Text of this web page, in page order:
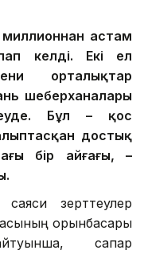
миллионнан астам
келді. Екі ел
орталықтар
шеберханалары
Бұл – қос
достық
бір айғағы, –
зерттеулер
орынбасары
сапар